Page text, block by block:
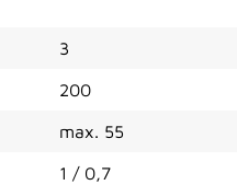
3
200
max. 55
1 / 0,7